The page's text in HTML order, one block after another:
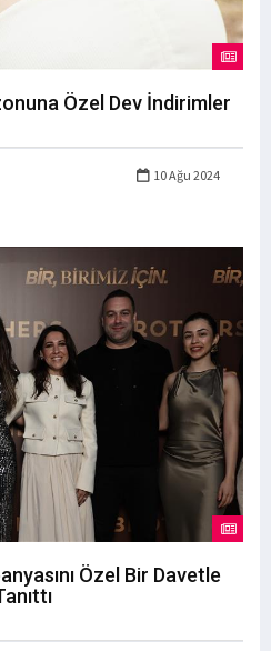
Özel Dev İndirimler
10 Ağu 2024
Özel Bir Davetle